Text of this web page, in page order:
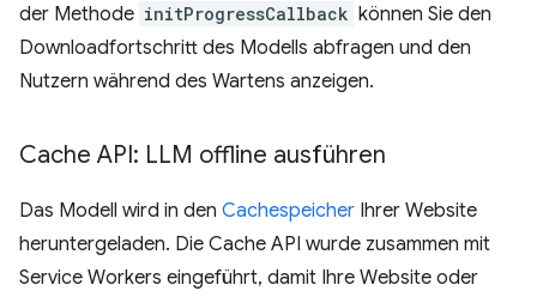
der Methode initProgressCallback können Sie den
Downloadfortschritt des Modells abfragen und den
Nutzern während des Wartens anzeigen.
Cache API: LLM offline ausführen
Das Modell wird in den Cachespeicher Ihrer Website
heruntergeladen. Die Cache API wurde zusammen mit
Service Workers eingeführt, damit Ihre Website oder